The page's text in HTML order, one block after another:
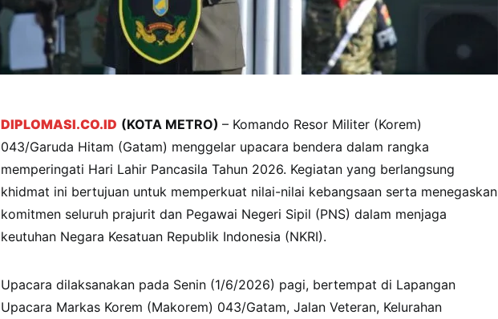
DIPLOMASI.CO.ID (KOTA METRO) – Komando Resor Militer (Korem)
043/Garuda Hitam (Gatam) menggelar upacara bendera dalam rangka
memperingati Hari Lahir Pancasila Tahun 2026. Kegiatan yang berlangsung
khidmat ini bertujuan untuk memperkuat nilai-nilai kebangsaan serta menegaskan
komitmen seluruh prajurit dan Pegawai Negeri Sipil (PNS) dalam menjaga
keutuhan Negara Kesatuan Republik Indonesia (NKRI).
Upacara dilaksanakan pada Senin (1/6/2026) pagi, bertempat di Lapangan
Upacara Markas Korem (Makorem) 043/Gatam, Jalan Veteran, Kelurahan